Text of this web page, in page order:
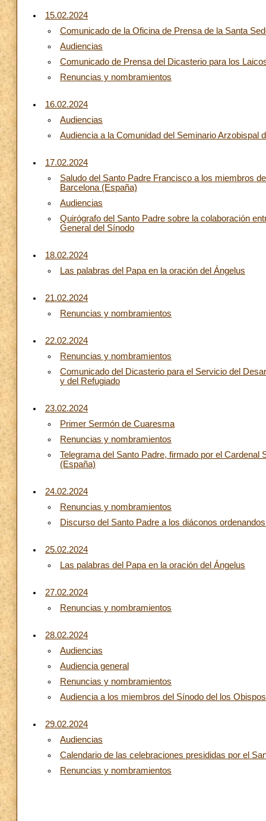
15.02.2024
Comunicado de la Oficina de Prensa de la Santa
Audiencias
Comunicado de Prensa del Dicasterio para los
Renuncias y nombramientos
16.02.2024
Audiencias
Audiencia a la Comunidad del Seminario Arzobispal
17.02.2024
Saludo del Santo Padre Francisco a los miembros
Barcelona (España)
Audiencias
Quirógrafo del Santo Padre sobre la colaboración
General del Sínodo
18.02.2024
Las palabras del Papa en la oración del Ángelus
21.02.2024
Renuncias y nombramientos
22.02.2024
Renuncias y nombramientos
Comunicado del Dicasterio para el Servicio del
y del Refugiado
23.02.2024
Primer Sermón de Cuaresma
Renuncias y nombramientos
Telegrama del Santo Padre, firmado por el
(España)
24.02.2024
Renuncias y nombramientos
Discurso del Santo Padre a los diáconos
25.02.2024
Las palabras del Papa en la oración del Ángelus
27.02.2024
Renuncias y nombramientos
28.02.2024
Audiencias
Audiencia general
Renuncias y nombramientos
Audiencia a los miembros del Sínodo del los
29.02.2024
Audiencias
Calendario de las celebraciones presididas por el
Renuncias y nombramientos